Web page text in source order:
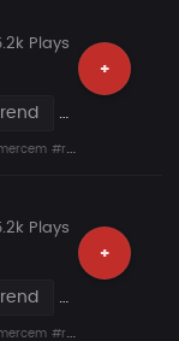
+
Plays
#rafcamora
+
Plays
#rafcamora